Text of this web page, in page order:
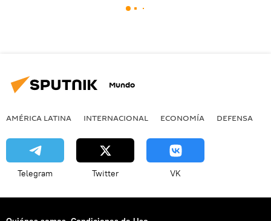
Mundo
AMÉRICA LATINA INTERNACIONAL ECONOMÍA DEFENSA
Telegram Twitter VK